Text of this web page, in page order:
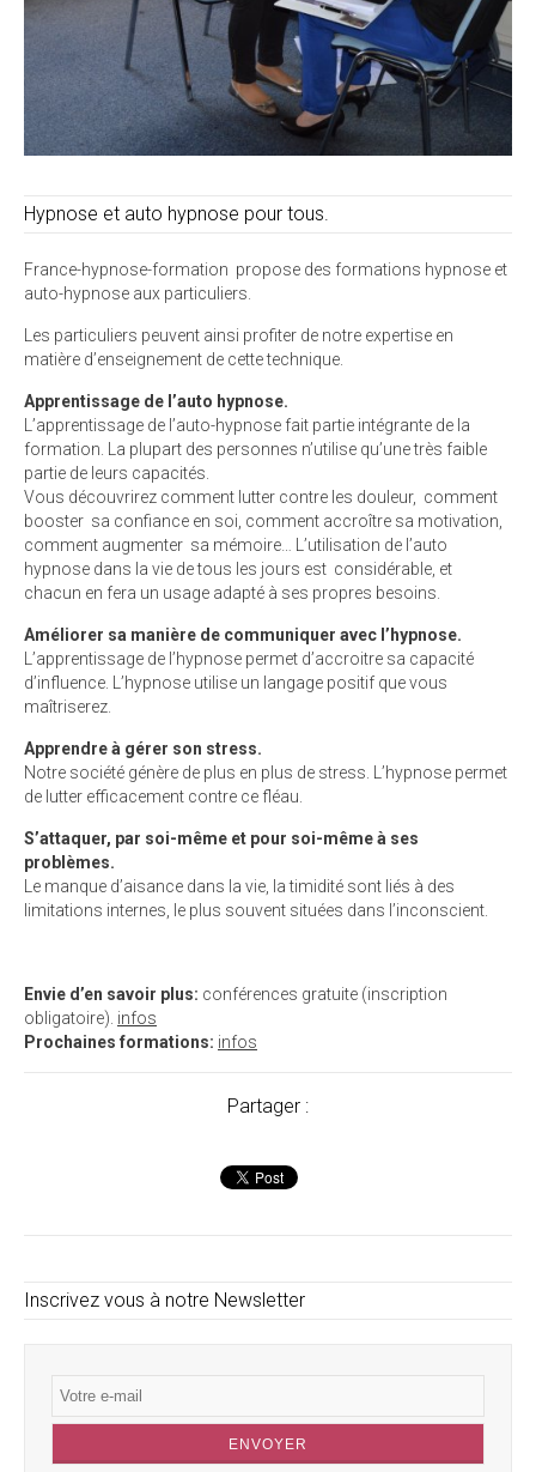
Hypnose et auto hypnose pour tous.
France-hypnose-formation propose des formations hypnose et
auto-hypnose aux particuliers.
Les particuliers peuvent ainsi profiter de notre expertise en
matière d’enseignement de cette technique.
Apprentissage de l’auto hypnose.
L’apprentissage de l’auto-hypnose fait partie intégrante de la
formation. La plupart des personnes n’utilise qu’une très faible
partie de leurs capacités.
Vous découvrirez comment lutter contre les douleur, comment
booster sa confiance en soi, comment accroître sa motivation,
comment augmenter sa mémoire… L’utilisation de l’auto
hypnose dans la vie de tous les jours est considérable, et
chacun en fera un usage adapté à ses propres besoins.
Améliorer sa manière de communiquer avec l’hypnose.
L’apprentissage de l’hypnose permet d’accroitre sa capacité
d’influence. L’hypnose utilise un langage positif que vous
maîtriserez.
Apprendre à gérer son stress.
Notre société génère de plus en plus de stress. L’hypnose permet
de lutter efficacement contre ce fléau.
S’attaquer, par soi-même et pour soi-même à ses
problèmes.
Le manque d’aisance dans la vie, la timidité sont liés à des
limitations internes, le plus souvent situées dans l’inconscient.
Envie d’en savoir plus: conférences gratuite (inscription
obligatoire). infos
Prochaines formations: infos
Partager :
Inscrivez vous à notre Newsletter